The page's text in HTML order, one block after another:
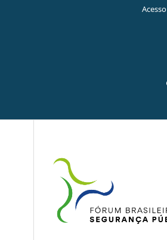
Acesso